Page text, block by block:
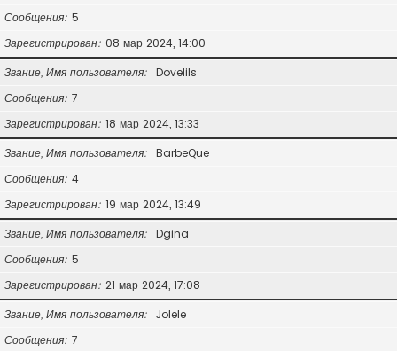
Сообщения 5
Зарегистрирован 08 мар 2024, 14:00
Звание, Имя пользователя
Dovelils
Сообщения 7
Зарегистрирован 18 мар 2024, 13:33
Звание, Имя пользователя
BarbeQue
Сообщения 4
Зарегистрирован 19 мар 2024, 13:49
Звание, Имя пользователя
Dgina
Сообщения 5
Зарегистрирован 21 мар 2024, 17:08
Звание, Имя пользователя
Jolele
Сообщения 7